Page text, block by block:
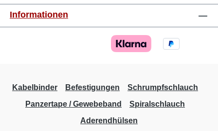
Informationen
Kabelbinder Befestigungen
Schrumpfschlauch
Panzertape / Gewebeband
Spiralschlauch
Aderendhülsen